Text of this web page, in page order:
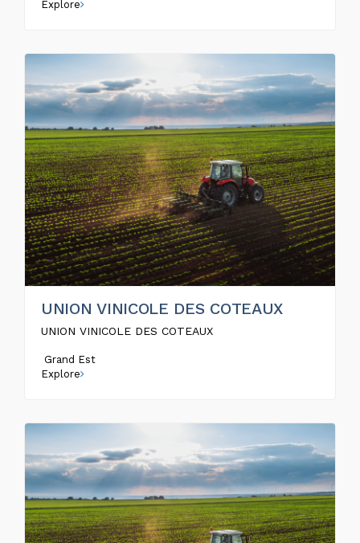
Explore
UNION VINICOLE DES COTEAUX
UNION VINICOLE DES COTEAUX
Grand Est
Explore